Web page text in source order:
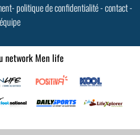
-politique de confidentialité-contact-
network Men life